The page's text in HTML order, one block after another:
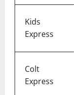
Kids
Express
Colt
Express